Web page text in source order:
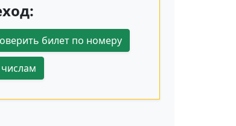
билет по номеру